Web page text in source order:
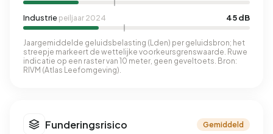
Industrie peiljaar 2024 45 dB
Jaargemiddelde geluidsbelasting (Lden) per geluidsbron; het
streepje markeert de wettelijke voorkeursgrenswaarde. Ruwe
indicatie op een raster van 10 meter, geen geveltoets. Bron:
RIVM (Atlas Leefomgeving).
Funderingsrisico Gemiddeld